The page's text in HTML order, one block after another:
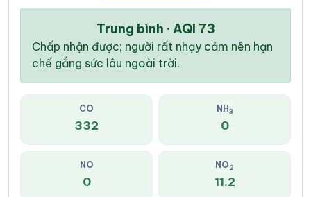
Trung bình · AQI 73
Chấp nhận được; người rất nhạy cảm nên hạn
chế gắng sức lâu ngoài trời.
CO
332
NH 3
0
NO
0
NO2
11.2